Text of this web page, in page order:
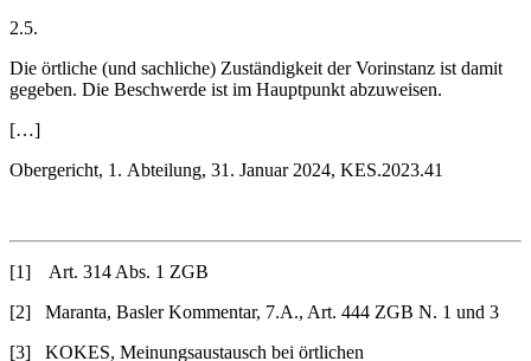
2.5.
Die örtliche (und sachliche) Zuständigkeit der Vorinstanz ist damit
gegeben. Die Beschwerde ist im Hauptpunkt abzuweisen.
[…]
Obergericht, 1. Abteilung, 31. Januar 2024, KES.2023.41
[1] Art. 314 Abs. 1 ZGB
[2] Maranta, Basler Kommentar, 7.A., Art. 444 ZGB N. 1 und 3
[3] KOKES, Meinungsaustausch bei örtlichen